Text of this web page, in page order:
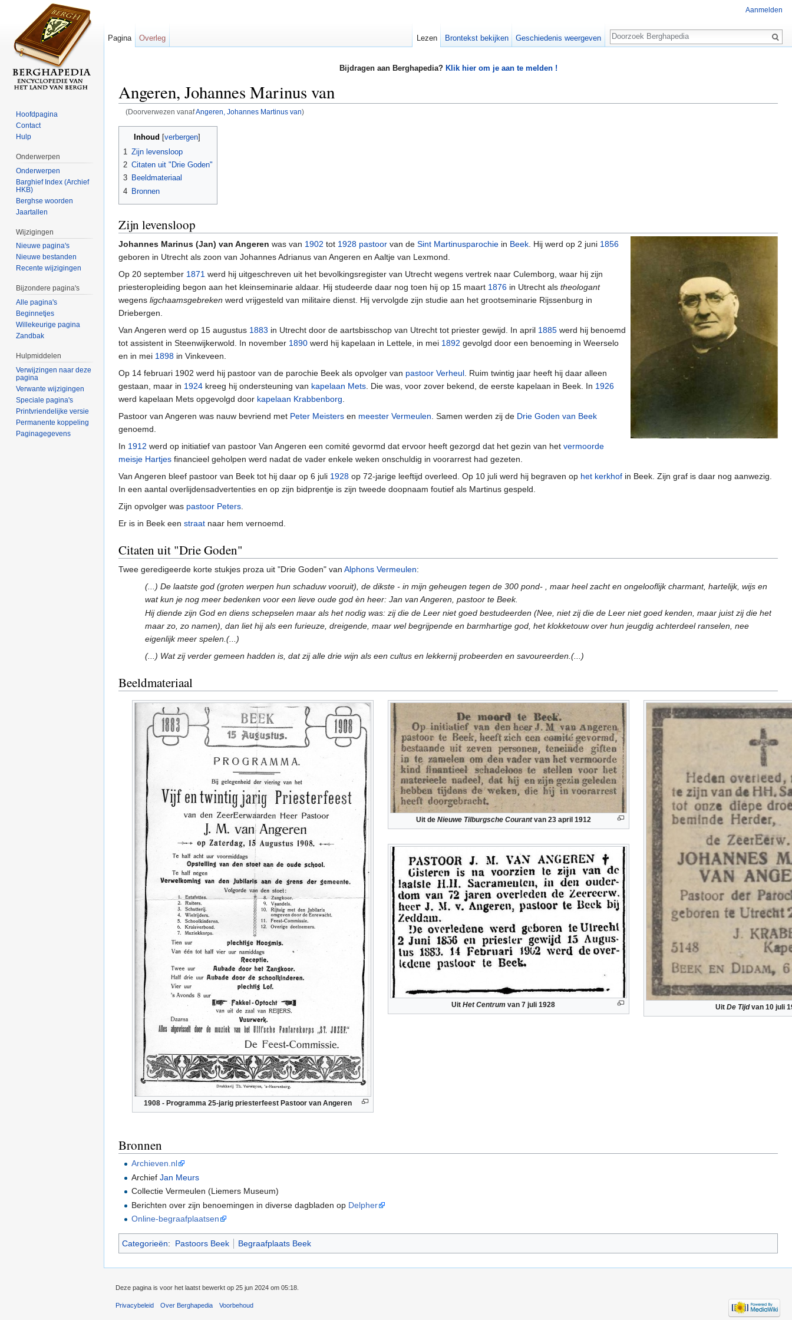
Bijdragen aan Berghapedia? Klik hier om je aan te melden !
Angeren, Johannes Marinus van
(Doorverwezen vanafAngeren, Johannes Martinus van)
Inhoud [verbergen]
1 Zijn levensloop
2 Citaten uit "Drie Goden"
3 Beeldmateriaal
4 Bronnen
Zijn levensloop
Johannes Marinus (Jan) van Angeren was van 1902 tot 1928 pastoor van de Sint Martinusparochie in Beek . Hij werd op 2 juni 1856
geboren in Utrecht als zoon van Johannes Adrianus van Angeren en Aaltje van Lexmond.
Op 20 september 1871 werd hij uitgeschreven uit het bevolkingsregister van Utrecht wegens vertrek naar Culemborg, waar hij zijn
priesteropleiding begon aan het kleinseminarie aldaar. Hij studeerde daar nog toen hij op 15 maart 1876 in Utrecht als theologant
wegens ligchaamsgebreken werd vrijgesteld van militaire dienst. Hij vervolgde zijn studie aan het grootseminarie Rijssenburg in
Driebergen.
Van Angeren werd op 15 augustus 1883 in Utrecht door de aartsbisschop van Utrecht tot priester gewijd. In april 1885 werd hij benoemd
tot assistent in Steenwijkerwold. In november 1890 werd hij kapelaan in Lettele, in mei 1892 gevolgd door een benoeming in Weerselo
en in mei 1898 in Vinkeveen.
Op 14 februari 1902 werd hij pastoor van de parochie Beek als opvolger van pastoor Verheul . Ruim twintig jaar heeft hij daar alleen
gestaan, maar in 1924 kreeg hij ondersteuning van kapelaan Mets . Die was, voor zover bekend, de eerste kapelaan in Beek. In 1926
werd kapelaan Mets opgevolgd door kapelaan Krabbenborg
Pastoor van Angeren was nauw bevriend met Peter Meisters en meester Vermeulen . Samen werden zij de Drie Goden van Beek
genoemd.
In 1912 werd op initiatief van pastoor Van Angeren een comité gevormd dat ervoor heeft gezorgd dat het gezin van het vermoorde
meisje Hartjes financieel geholpen werd nadat de vader enkele weken onschuldig in voorarrest had gezeten.
Van Angeren bleef pastoor van Beek tot hij daar op 6 juli 1928 op 72-jarige leeftijd overleed. Op 10 juli werd hij begraven op het kerkhof in Beek. Zijn graf is daar nog aanwezig.
In een aantal overlijdensadvertenties en op zijn bidprentje is zijn tweede doopnaam foutief als Martinus gespeld.
Zijn opvolger was pastoor Peters
Er is in Beek een straat naar hem vernoemd.
Citaten uit "Drie Goden"
Twee geredigeerde korte stukjes proza uit "Drie Goden" van Alphons Vermeulen:
(...) De laatste god (groten werpen hun schaduw vooruit), de dikste - in mijn geheugen tegen de 300 pond- , maar heel zacht en ongelooflijk charmant, hartelijk, wijs en
wat kun je nog meer bedenken voor een lieve oude god èn heer: Jan van Angeren, pastoor te Beek.
Hij diende zijn God en diens schepselen maar als het nodig was: zij die de Leer niet goed bestudeerden (Nee, niet zij die de Leer niet goed kenden, maar juist zij die het
maar zo, zo namen), dan liet hij als een furieuze, dreigende, maar wel begrijpende en barmhartige god, het klokketouw over hun jeugdig achterdeel ranselen, nee
eigenlijk meer spelen.(...)
(...) Wat zij verder gemeen hadden is, dat zij alle drie wijn als een cultus en lekkernij probeerden en savoureerden.(...)
Beeldmateriaal
1908 - Programma 25-jarig priesterfeest Pastoor van Angeren
Uit de Nieuwe Tilburgsche Courantvan 23 april 1912
Uit Het Centrum van 7 juli 1928 Uit De Tijdvan 10 juli
Bronnen
Archieven.nl
ArchiefJan Meurs
Collectie Vermeulen (Liemers Museum)
Berichten over zijn benoemingen in diverse dagbladen op Delpher
Online-begraafplaatsen
Categorieën: Pastoors Beek Begraafplaats Beek
Aanmelden
Pagina Overleg Lezen Brontekst bekijken Geschiedenis weergeven
Zoeken
Hoofdpagina
Contact
Hulp
Onderwerpen
Onderwerpen
Barghief Index (Archief
HKB)
Berghse woorden
Jaartallen
Wijzigingen
Nieuwe pagina's
Nieuwe bestanden
Recente wijzigingen
Bijzondere pagina's
Alle pagina's
Beginnetjes
Willekeurige pagina
Zandbak
Hulpmiddelen
Verwijzingen naar deze
pagina
Verwante wijzigingen
Speciale pagina's
Printvriendelijke versie
Permanente koppeling
Paginagegevens
Deze pagina is voor het laatst bewerkt op 25 jun 2024 om 05:18.
Privacybeleid Over Berghapedia Voorbehoud